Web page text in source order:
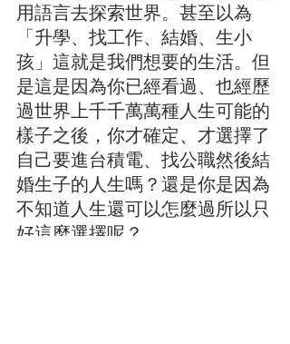
用語言去探索世界。甚至以為
「升學、找工作、結婚、生小
孩」這就是我們想要的生活。但
是這是因為你已經看過、也經歷
過世界上千千萬萬種人生可能的
樣子之後，你才確定、才選擇了
自己要進台積電、找公職然後結
婚生子的人生嗎？還是你是因為
不知道人生還可以怎麼過所以只
好這麼選擇呢？